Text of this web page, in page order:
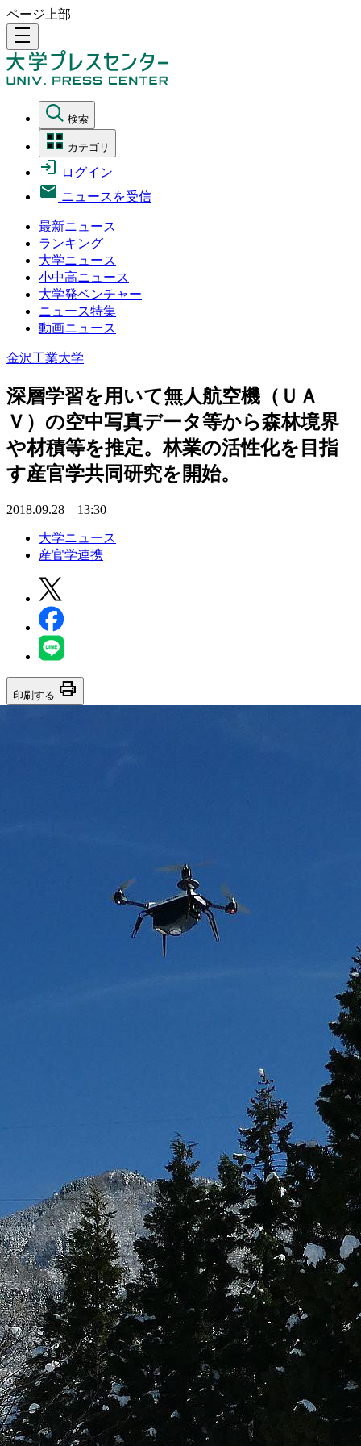
ページ上部
density_medium
検索
カテゴリ
ログイン
ニュースを受信
最新ニュース
ランキング
大学ニュース
小中高ニュース
大学発ベンチャー
ニュース特集
動画ニュース
金沢工業大学
深層学習を用いて無人航空機（ＵＡ
Ｖ）の空中写真データ等から森林境界
や材積等を推定。林業の活性化を目指
す産官学共同研究を開始。
2018.09.28 13:30
大学ニュース
産官学連携
印刷する print